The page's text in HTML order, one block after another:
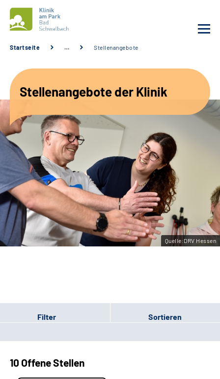
Unsere Angebote
Service
Karriere
Sozialdienste & Zuweisende
Suche
Leichte Sprache
Startseite … Stellenangebote
Stellenangebote der Klinik
Quelle:DRV Hessen
Filter Sortieren
10 Offene Stellen